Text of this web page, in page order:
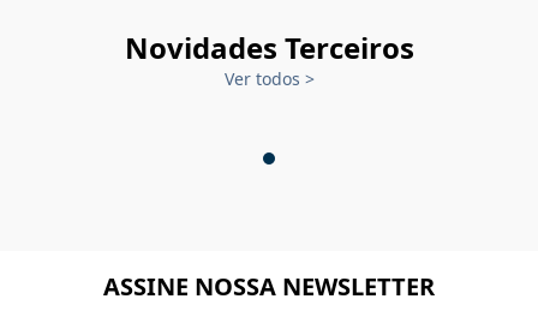
Novidades Terceiros
Ver todos >
ASSINE NOSSA NEWSLETTER